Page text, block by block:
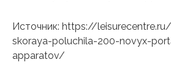
Источник: https://
skoraya-poluchila-200-novyx-
apparatov/